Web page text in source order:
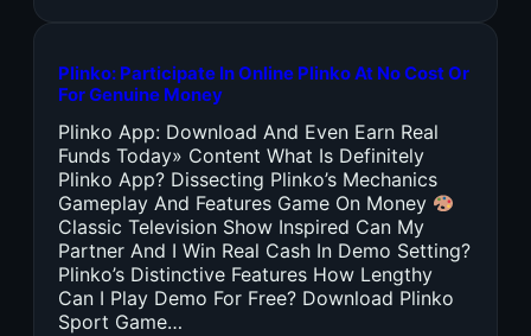
Plinko: Participate In Online Plinko At No Cost Or
For Genuine Money
Plinko App: Download And Even Earn Real
Funds Today» Content What Is Definitely
Plinko App? Dissecting Plinko’s Mechanics
Gameplay And Features Game On Money
Classic Television Show Inspired Can My
Partner And I Win Real Cash In Demo Setting?
Plinko’s Distinctive Features How Lengthy
Can I Play Demo For Free? Download Plinko
Sport Game…